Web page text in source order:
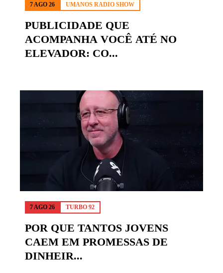
7 AGO 26 UMANOS RADIO SHOW
PUBLICIDADE QUE
ACOMPANHA VOCÊ ATÉ NO
ELEVADOR: CO...
7 AGO 26 TURBO 92
POR QUE TANTOS JOVENS
CAEM EM PROMESSAS DE
DINHEIR...